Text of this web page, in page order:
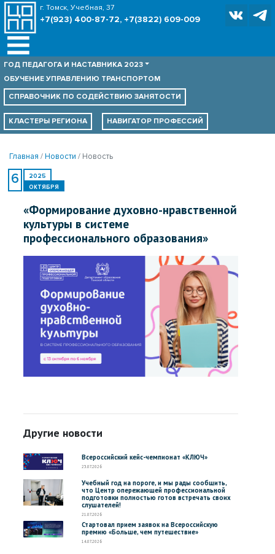
г. Томск, Учебная, 37
+7(923) 400-87-72, +7(3822) 609-009
ГОД ПЕДАГОГА И НАСТАВНИКА 2023
ОБУЧЕНИЕ УПРАВЛЕНИЮ ТРАНСПОРТОМ
СПРАВОЧНИК ПО СОДЕЙСТВИЮ ЗАНЯТОСТИ
КЛАСТЕРЫ РЕГИОНА НАВИГАТОР ПРОФЕССИЙ
Главная Новости Новость
6 2025
ОКТЯБРЯ
«Формирование духовно-нравственной
культуры в системе
профессионального образования»
Другие новости
Всероссийский кейс-чемпионат «КЛЮЧ»
23.07.2026
Учебный год на пороге, и мы рады сообщить,
что Центр опережающей профессиональной
подготовки полностью готов встречать своих
слушателей!
21.07.2026
Стартовал прием заявок на Всероссийскую
премию «Больше, чем путешествие»
14.07.2026